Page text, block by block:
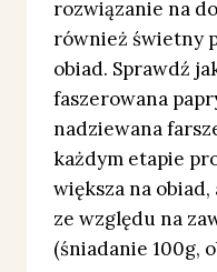
rozwiązanie na
również świetny
obiad. Sprawdź
faszerowana
nadziewana
każdym etapie
większa na
ze względu na
(śniadanie 100g,